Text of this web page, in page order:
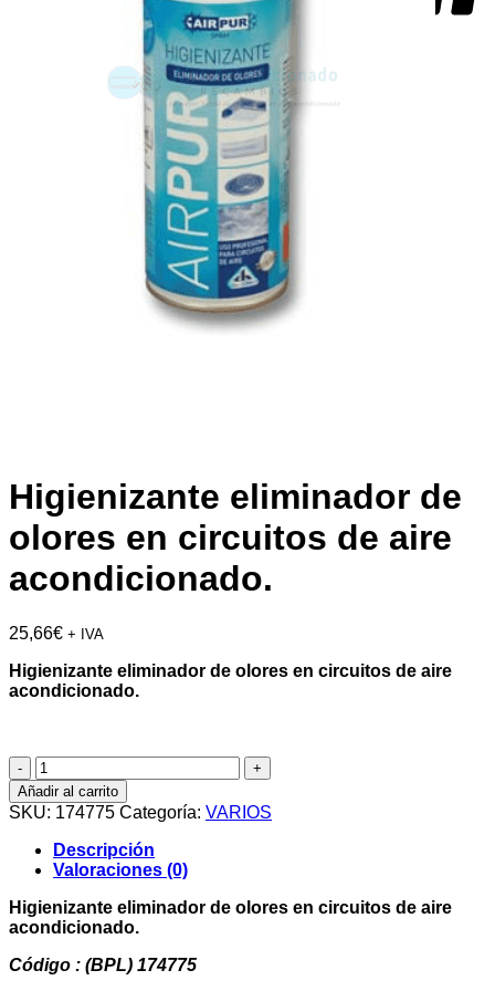
Higienizante eliminador de
olores en circuitos de aire
acondicionado.
25,66€ + IVA
Higienizante eliminador de olores en circuitos de aire
acondicionado.
Higienizante
eliminador
de
olores
en
circuitos
de
aire
acondicionado.
Añadir al carrito
SKU: 174775 Categoría: VARIOS
Descripción
Valoraciones (0)
Higienizante eliminador de olores en circuitos de aire
acondicionado.
Código : (BPL) 174775